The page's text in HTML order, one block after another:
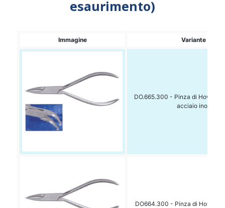
esaurimento)
Immagine Variante
DO.665.300 - Pinza di How
acciaio inox
DO664.300 - Pinza di How